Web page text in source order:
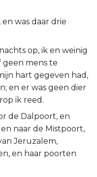
was daar drie
op, ik en weinig
geen mens te
hart gegeven had,
en er was geen dier
ik reed.
de Dalpoort, en
naar de Mistpoort,
Jeruzalem,
en haar poorten